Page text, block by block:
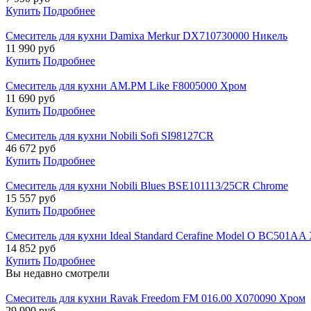
Купить Подробнее
Смеситель для кухни Damixa Merkur DX710730000 Никель
11 990 руб
Купить Подробнее
Смеситель для кухни AM.PM Like F8005000 Хром
11 690 руб
Купить Подробнее
Смеситель для кухни Nobili Sofi SI98127CR
46 672 руб
Купить Подробнее
Смеситель для кухни Nobili Blues BSE101113/25CR Chrome
15 557 руб
Купить Подробнее
Смеситель для кухни Ideal Standard Cerafine Model O
14 852 руб
Купить Подробнее
Вы недавно смотрели
Смеситель для кухни Ravak Freedom FM 016.00 X070090 Хром